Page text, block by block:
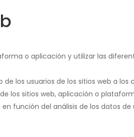
o aplicación y utilizar las
los usuarios de los sitios web a los
los sitios web, aplicación o
función del análisis de los datos de